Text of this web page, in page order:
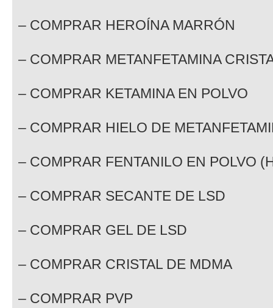
– COMPRAR HEROÍNA MARRÓN
– COMPRAR METANFETAMINA
– COMPRAR KETAMINA EN POLVO
– COMPRAR HIELO DE
– COMPRAR FENTANILO EN POLVO
– COMPRAR SECANTE DE LSD
– COMPRAR GEL DE LSD
– COMPRAR CRISTAL DE MDMA
– COMPRAR PVP